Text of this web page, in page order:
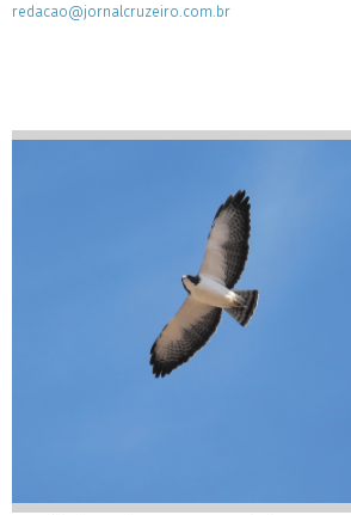
redacao@jornalcruzeiro.com.br